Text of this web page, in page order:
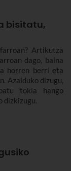
bisitatu,
Artikutza
dago, baina
horren berri eta
Azalduko dizugu,
tokia hango
dizkizugu.